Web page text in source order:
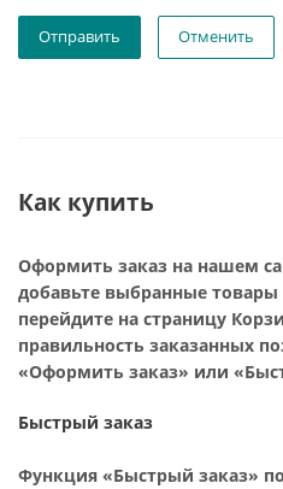
Отменить
Как купить
Оформить заказ на нашем
добавьте выбранные товары
перейдите на страницу
правильность заказанных
«Оформить заказ» или
Быстрый заказ
Функция «Быстрый заказ»